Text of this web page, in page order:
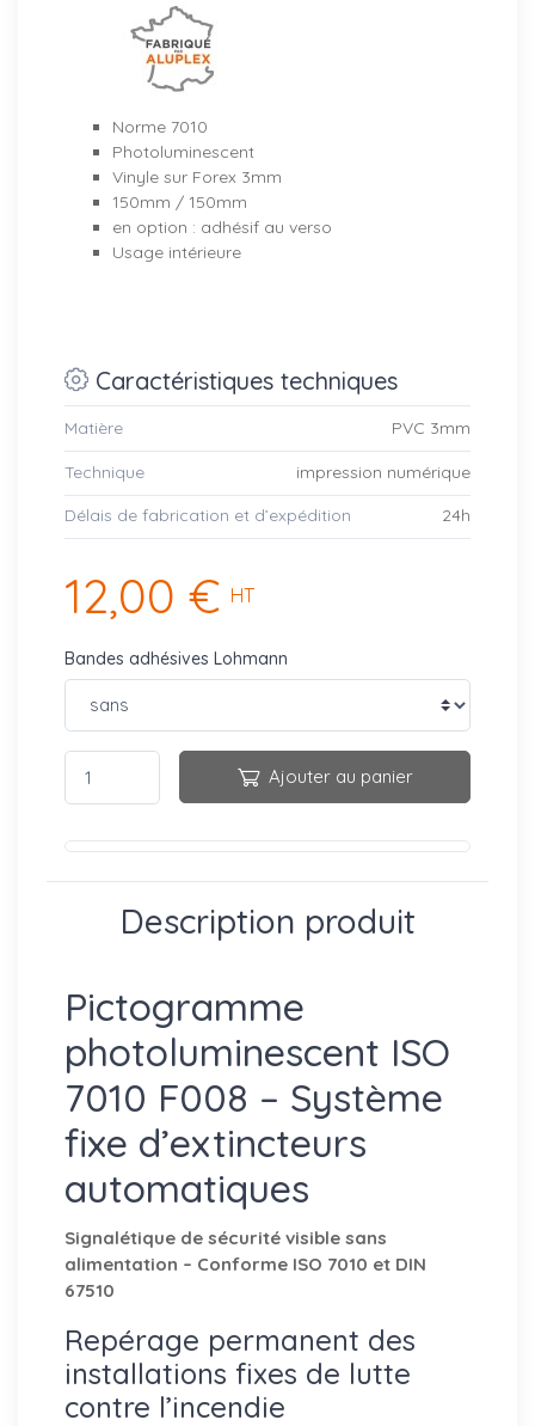
Norme 7010
Photoluminescent
Vinyle sur Forex 3mm
150mm / 150mm
en option : adhésif au verso
Usage intérieure
Caractéristiques techniques
Matière PVC 3mm
Technique impression numérique
Délais de fabrication et d’expédition 24h
12,00 € HT
Bandes adhésives Lohmann
Ajouter au panier
Description produit
Pictogramme
photoluminescent ISO
7010 F008 – Système
fixe d’extincteurs
automatiques
Signalétique de sécurité visible sans
alimentation – Conforme ISO 7010 et DIN
67510
Repérage permanent des
installations fixes de lutte
contre l’incendie